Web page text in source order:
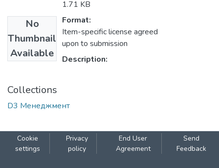
No
Thumbnail
Available
1.71 KB
Format:
Item-specific license agreed
upon to submission
Description:
Collections
D3 Менеджмент
Cookie
settings
Privacy
policy
End User
Agreement
Send
Feedback